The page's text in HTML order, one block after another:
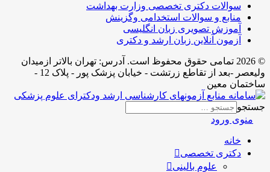
سوالات دکتری تخصصی وزارت بهداشت
منابع و سوالات استخدامی وگزینش
آموزش تصویری زبان انگلیسی
آزمون آنلاین زبان ارشد و دکتری
© 2026 تمامی حقوق محفوظ است. آدرس:‌ تهران بالاتر ازمیدان
ولیعصر -بعد از تقاطع زرتشت - خیابان پزشک پور - پلاک 12 -
ساختمان معین
جستجو
منوی ورود
خانه
دکتری تخصصی
علوم بالینی